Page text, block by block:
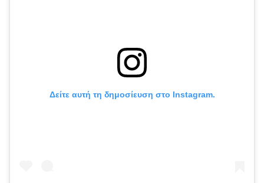
Δείτε αυτή τη δημοσίευση στο Instagram.